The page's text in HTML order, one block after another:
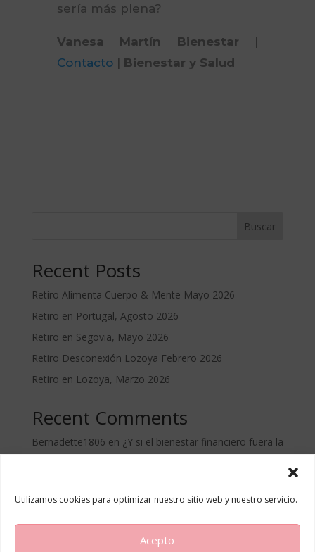
Utilizamos cookies para optimizar nuestro sitio web y nuestro servicio.
Acepto
sería más plena?
Vanesa Martín Bienestar |
Contacto| Bienestar y Salud
Buscar
Recent Posts
Retiro Alimenta Cuerpo & Mente Mayo 2026
Retiro en Portugal, Agosto 2026
Retiro en Segovia, Mayo 2026
Retiro Desconexión Lozoya Febrero 2026
Retiro en Lozoya, Marzo 2026
Recent Comments
Bernadette1806 en ¿Y si el bienestar financiero fuera la
clave?
Inicio Servicios
Retiros de bienestar
Sobre Mí